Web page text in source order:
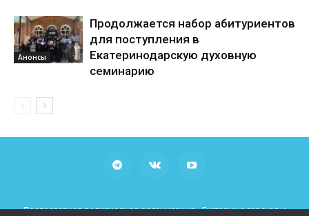
Анонсы
Продолжается набор абитуриентов
для поступления в
Екатеринодарскую духовную
семинарию
Православная религиозная организация «Екатеринодарская и